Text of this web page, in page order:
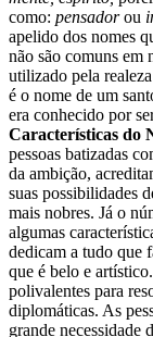
como: pensadorou
apelido dos nomes
não são comuns em
utilizado pela
é o nome de um
era conhecido por
Características do
pessoas batizadas
da ambição,
suas possibilidades
mais nobres. Já o
algumas
dedicam a tudo que
que é belo e
polivalentes para
diplomáticas. As
grande necessidade